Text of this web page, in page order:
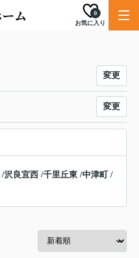
お気に入り
0
変更
変更
/沢良宜西 /千里丘東 /中津町
/